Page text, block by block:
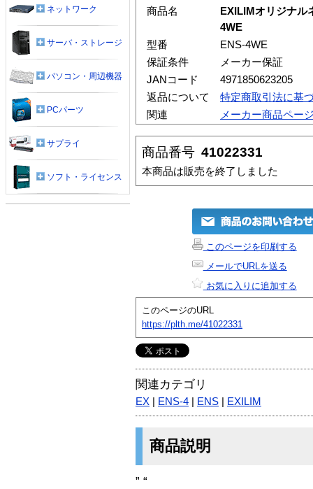
商品名
EXILIMオリジナル
4WE
型番
ENS-4WE
保証条件
メーカー保証
JANコード
4971850623205
返品について
特定商取引法に基
関連
メーカー商品ペー
商品番号 41022331
本商品は販売を終了しました
このページを印刷する
メールでURLを送る
お気に入りに追加する
このページのURL
https://plth.me/41022331
関連カテゴリ
EX ENS-4 ENS EXILIM
商品説明
” “
ネットワーク
サーバ・ストレージ
パソコン・周辺機器
PCパーツ
サプライ
ソフト・ライセンス